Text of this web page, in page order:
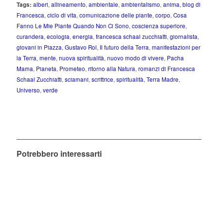
Tags: alberi, allineamento, ambientale, ambientalismo, anima, blog di
Francesca, ciclo di vita, comunicazione delle piante, corpo, Cosa
Fanno Le Mie Piante Quando Non Ci Sono, coscienza superiore,
curandera, ecologia, energia, francesca schaal zucchiatti, giornalista,
giovani in Piazza, Gustavo Rol, Il futuro della Terra, manifestazioni per
la Terra, mente, nuova spiritualità, nuovo modo di vivere, Pacha
Mama, Pianeta, Prometeo, ritorno alla Natura, romanzi di Francesca
Schaal Zucchiatti, sciamani, scrittrice, spiritualità, Terra Madre,
Universo, verde
Potrebbero interessarti